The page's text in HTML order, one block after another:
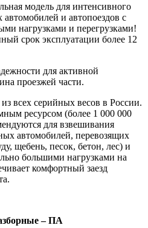
модель для интенсивного
и автопоездов с
нагрузками и перегрузками!
срок эксплуатации более 12
для активной
проезжей части.
всех серийных весов в России.
ресурсом (более 1 000 000
для взвешивания
автомобилей, перевозящих
щебень, песок, бетон, лес) и
большими нагрузками на
комфортный заезд
– ПА